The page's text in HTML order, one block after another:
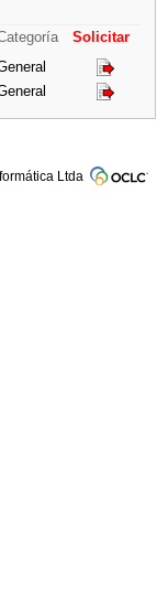
Solicitar
Ltda